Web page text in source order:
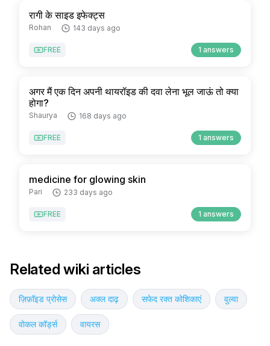
रागी के साइड इफेक्ट्स
Rohan 143 days ago
FREE 1 answers
अगर मैं एक दिन अपनी थायरॉइड की दवा लेना भूल जाऊं तो क्या
होगा?
Shaurya 168 days ago
FREE 1 answers
medicine for glowing skin
Pari 233 days ago
FREE 1 answers
Related wiki articles
ज़िफ़ॉइड प्रोसेस अक्ल दाढ़ सफेद रक्त कोशिकाएं वुल्वा
वोकल कॉर्ड्स वायरस